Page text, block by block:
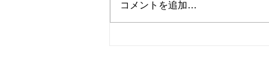
フルーツポンチパフェ
コメントを追加…